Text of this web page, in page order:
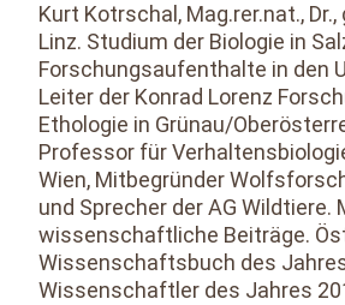
Kurt Kotrschal, Mag.rer.nat.,
Linz. Studium der Biologie in
Forschungsaufenthalte in den
Leiter der Konrad Lorenz
Ethologie in Grünau/
Professor für
Wien, Mitbegründer
und Sprecher der AG Wildtiere.
wissenschaftliche Beiträge.
Wissenschaftsbuch des
Wissenschaftler des Jahres